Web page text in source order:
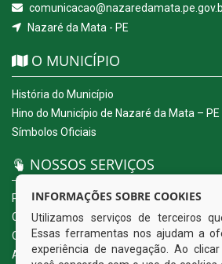
Nazaré da Mata - PE
O MUNICÍPIO
História do Município
Hino do Município de Nazaré da Mata – PE
Símbolos Oficiais
NOSSOS SERVIÇOS
Portal da Transparência
Carta de Serviços ao Usuário
Ouvidoria Eletrônica
Acesso a Informação (eSIC)
INFORMAÇÕES SOBRE COOKIES
Utilizamos serviços de terceiros
Essas ferramentas nos ajudam a
experiência de navegação. Ao